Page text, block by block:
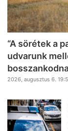
“A sörétek a
udvarunk
2026, augusztus 6.